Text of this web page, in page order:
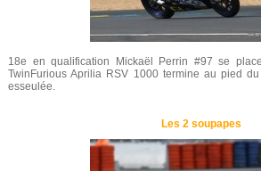
18e en qualification Mickaël Perrin #97 se
TwinFurious Aprilia RSV 1000 termine au pied
esseulée.
Les 2 soupapes